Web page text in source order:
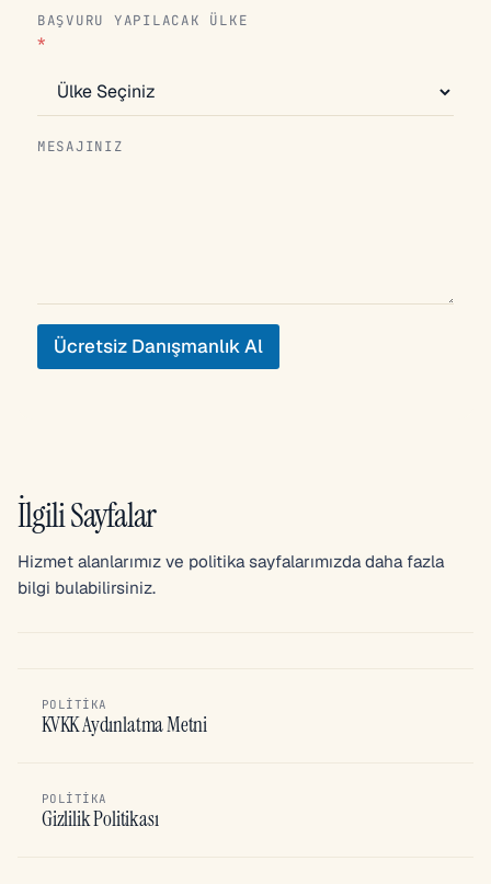
BAŞVURU YAPILACAK ÜLKE
*
MESAJINIZ
Ücretsiz Danışmanlık Al
İlgili Sayfalar
Hizmet alanlarımız ve politika sayfalarımızda daha fazla
bilgi bulabilirsiniz.
POLITIKA
KVKK Aydınlatma Metni
POLITIKA
Gizlilik Politikası